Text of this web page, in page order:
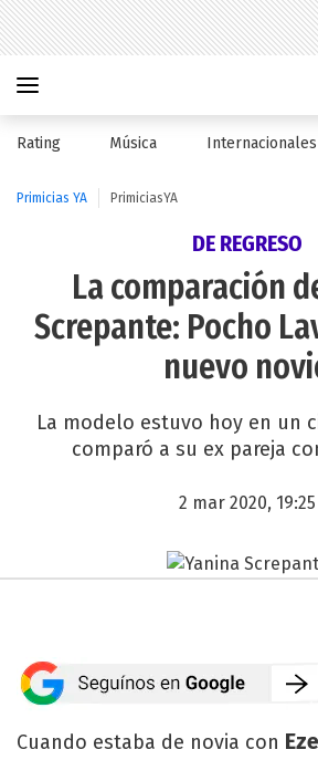
Rating Música Internacionales
Primicias YA PrimiciasYA
DE REGRESO
La comparación
Screpante: Pocho
nuevo
La modelo estuvo hoy en un
comparó a su ex pareja
2 mar 2020, 19:25
Cuando estaba de novia con